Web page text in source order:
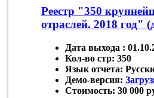
Реестр "350
отраслей. 2018 год"
Дата выхода :
Кол-во стр: 350
Язык отчета:
Демо-версия:
Стоимость: 30 000